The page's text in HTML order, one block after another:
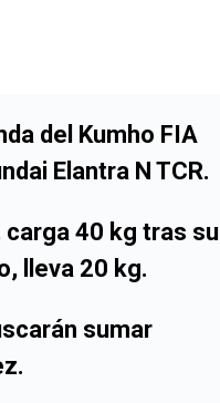
del Kumho FIA
Elantra N TCR.
40 kg tras su
lleva 20 kg.
sumar